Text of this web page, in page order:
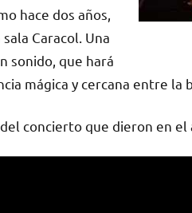
hace dos años,
Caracol. Una
sonido, que hará
mágica y cercana entre la
concierto que dieron en